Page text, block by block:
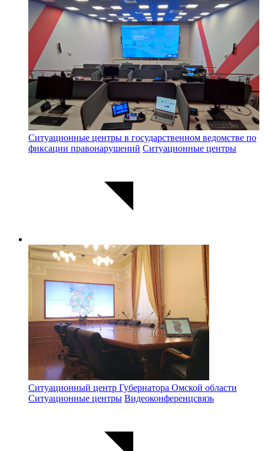
Ситуационные центры в государственном ведомстве по
фиксации правонарушений Ситуационные центры
Ситуационный центр Губернатора Омской области
Ситуационные центры Видеоконференцсвязь